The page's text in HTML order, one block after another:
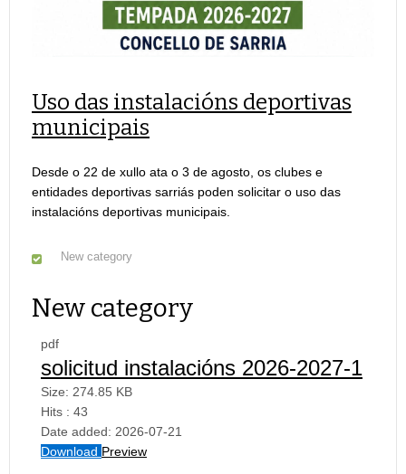
Uso das instalacións deportivas
municipais
Desde o 22 de xullo ata o 3 de agosto, os clubes e
entidades deportivas sarriás poden solicitar o uso das
instalacións deportivas municipais.
New category
New category
pdf
solicitud instalacións 2026-2027-1
Size: 274.85 KB
Hits : 43
Date added: 2026-07-21
Download Preview